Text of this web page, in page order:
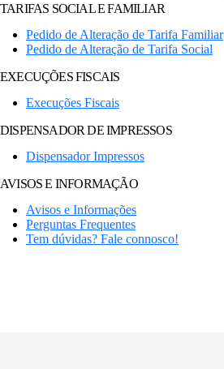
TARIFAS SOCIAL E FAMILIAR
Pedido de Alteração de Tarifa Familiar
Pedido de Alteração de Tarifa Social
EXECUÇÕES FISCAIS
Execuções Fiscais
DISPENSADOR DE IMPRESSOS
Dispensador Impressos
AVISOS E INFORMAÇÃO
Avisos e Informações
Perguntas Frequentes
Tem dúvidas? Fale connosco!